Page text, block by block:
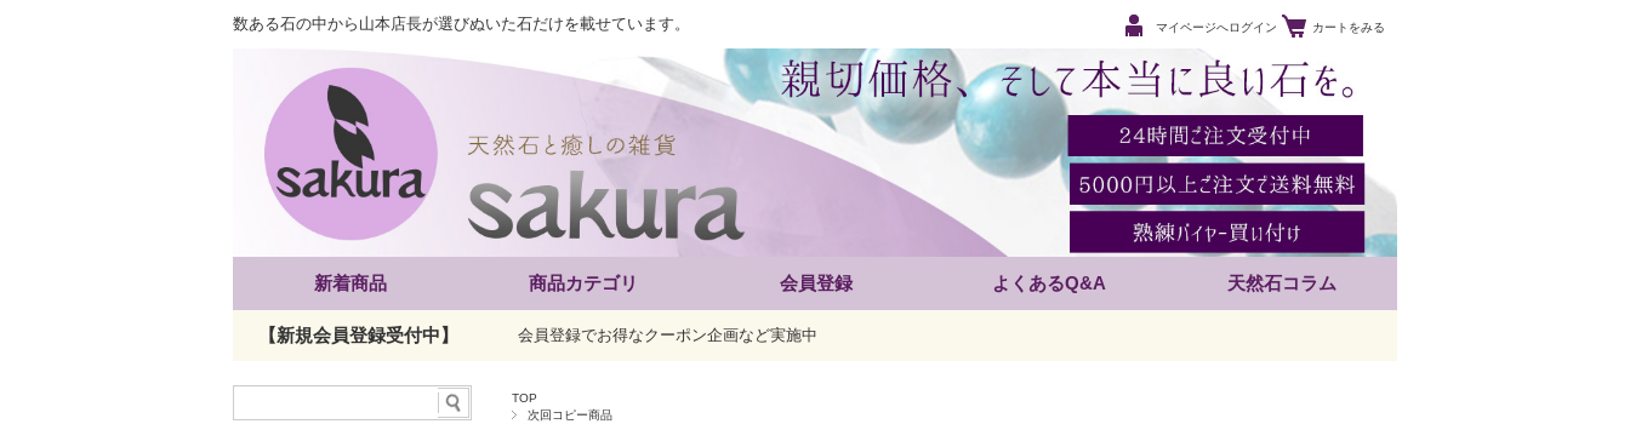
数ある石の中から山本店長が選びぬいた石だけを載せています。 マイページへログイン カートをみる
新着商品 商品カテゴリ 会員登録 よくあるQ&A 天然石コラム
【新規会員登録受付中】 会員登録でお得なクーポン企画など実施中
TOP
次回コピー商品